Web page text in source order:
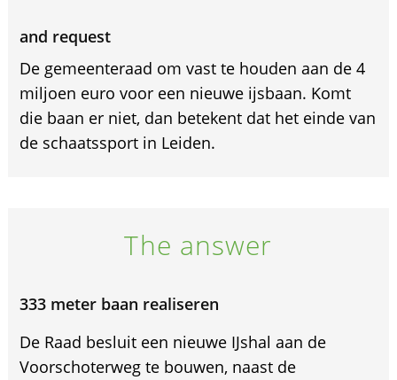
and request
De gemeenteraad om vast te houden aan de 4
miljoen euro voor een nieuwe ijsbaan. Komt
die baan er niet, dan betekent dat het einde van
de schaatssport in Leiden.
The answer
333 meter baan realiseren
De Raad besluit een nieuwe IJshal aan de
Voorschoterweg te bouwen, naast de